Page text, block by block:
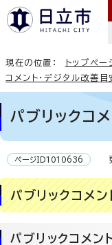
現在の位置： トップペー
コメント・デジタル改善目
パブリックコ
ページID1010636
パブリックコメ
パブリックコメン